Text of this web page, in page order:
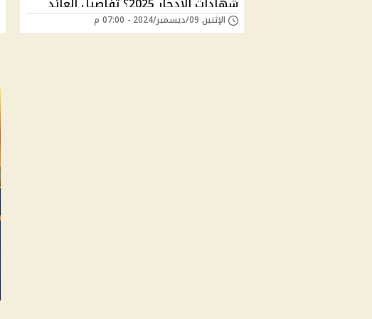
الثابت وأعلى الفائدة البنكية المتاحة
الإثنين 09/ديسمبر/2024 - 07:00 م